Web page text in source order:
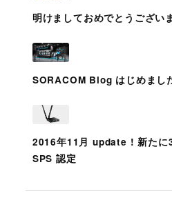
明けましておめでとうござい
SORACOM Blog はじめまし
2016年11月 update ! 新たに
SPS 認定